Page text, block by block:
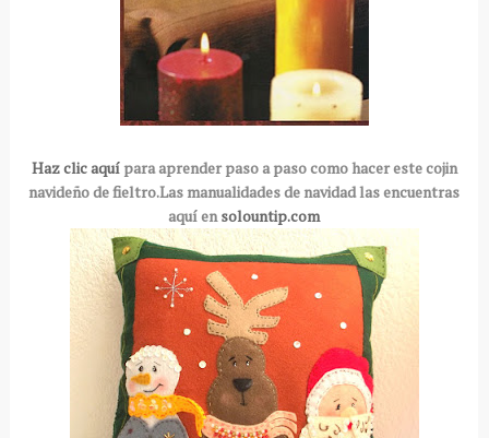
Haz clic aquípara aprender paso a paso como hacer este cojin
navideño de fieltro.Las manualidades de navidad las encuentras
aquí en solountip.com